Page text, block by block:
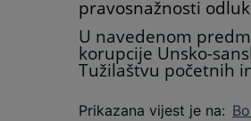
pravosnažnosti
U navedenom
korupcije Unsko-
Tužilaštvu početnih
Prikazana vijest je na: